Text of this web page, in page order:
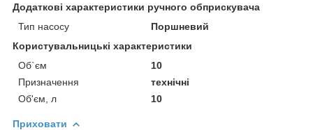
Додаткові характеристики ручного обприскувача
Тип насосу
Поршневий
Користувальницькі характеристики
Об`єм
10
Призначення
технічні
Об'єм, л
10
Приховати